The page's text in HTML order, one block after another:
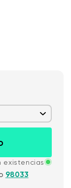
existencias
98033